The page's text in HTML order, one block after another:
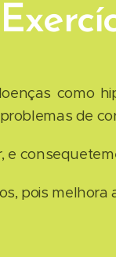
como
de
pois